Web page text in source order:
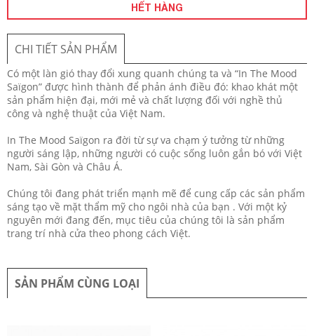
HẾT HÀNG
CHI TIẾT SẢN PHẨM
Có một làn gió thay đổi xung quanh chúng ta và “In The Mood
Saïgon” được hình thành để phản ánh điều đó: khao khát một
sản phẩm hiện đại, mới mẻ và chất lượng đối với nghề thủ
công và nghệ thuật của Việt Nam.
In The Mood Saïgon ra đời từ sự va chạm ý tưởng từ những
người sáng lập, những người có cuộc sống luôn gắn bó với Việt
Nam, Sài Gòn và Châu Á.
Chúng tôi đang phát triển mạnh mẽ để cung cấp các sản phẩm
sáng tạo về mặt thẩm mỹ cho ngôi nhà của bạn . Với một kỷ
nguyên mới đang đến, mục tiêu của chúng tôi là sản phẩm
trang trí nhà cửa theo phong cách Việt.
SẢN PHẨM CÙNG LOẠI